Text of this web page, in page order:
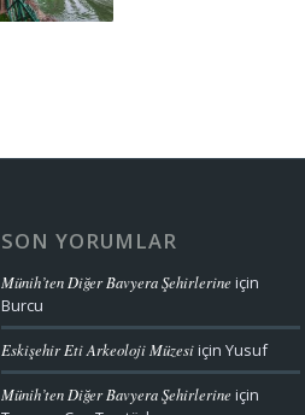
SON YORUMLAR
Münih’ten Diğer Bavyera Şehirlerine için
Burcu
Eskişehir Eti Arkeoloji Müzesiiçin Yusuf
Münih’ten Diğer Bavyera Şehirlerine için